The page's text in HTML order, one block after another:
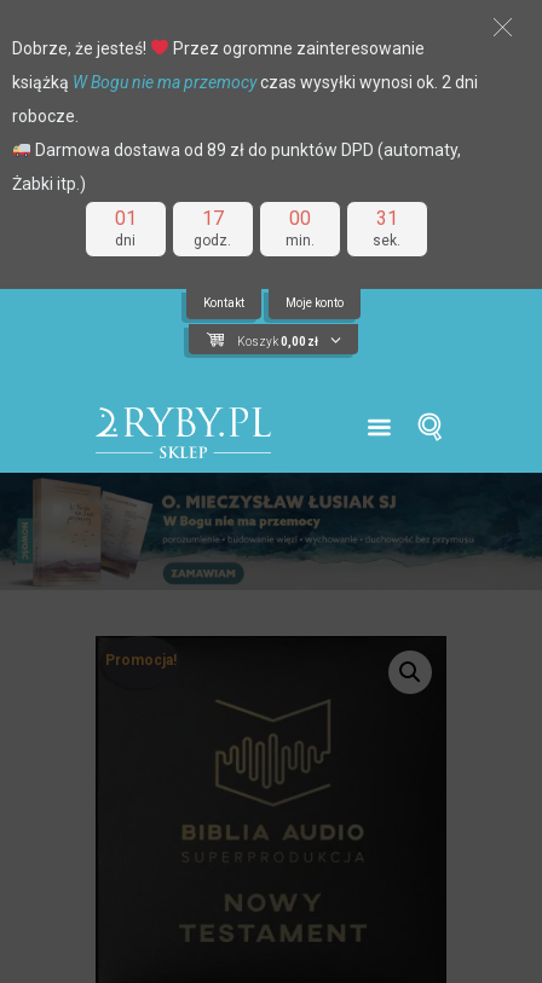
01
dni
17
godz.
00
min.
31
sek.
Dobrze, że jesteś!
Przez ogromne zainteresowanie
książką W Bogu nie ma przemocyczas wysyłki wynosi ok. 2 dni
robocze.
Darmowa dostawa od 89 zł do punktów DPD (automaty,
Żabki itp.)
Kontakt Moje konto
Koszyk 0,00 zł
Promocja!